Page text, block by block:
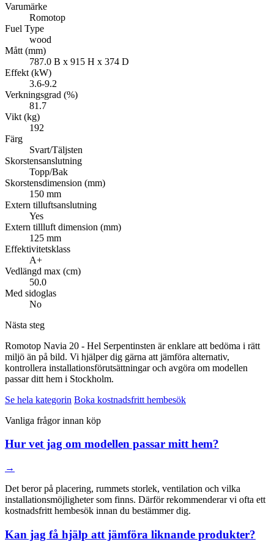
Varumärke
Romotop
Fuel Type
wood
Mått (mm)
787.0 B x 915 H x 374 D
Effekt (kW)
3.6-9.2
Verkningsgrad (%)
81.7
Vikt (kg)
192
Färg
Svart/Täljsten
Skorstensanslutning
Topp/Bak
Skorstensdimension (mm)
150 mm
Extern tilluftsanslutning
Yes
Extern tillluft dimension (mm)
125 mm
Effektivitetsklass
A+
Vedlängd max (cm)
50.0
Med sidoglas
No
Nästa steg
Romotop Navia 20 - Hel Serpentinsten är enklare att bedöma i rätt
miljö än på bild. Vi hjälper dig gärna att jämföra alternativ,
kontrollera installationsförutsättningar och avgöra om modellen
passar ditt hem i Stockholm.
Se hela kategorin Boka kostnadsfritt hembesök
Vanliga frågor innan köp
Hur vet jag om modellen passar mitt hem?
→
Det beror på placering, rummets storlek, ventilation och vilka
installationsmöjligheter som finns. Därför rekommenderar vi ofta ett
kostnadsfritt hembesök innan du bestämmer dig.
Kan jag få hjälp att jämföra liknande produkter?